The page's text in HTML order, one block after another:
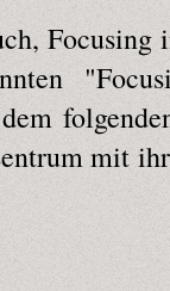
Focusing
mit